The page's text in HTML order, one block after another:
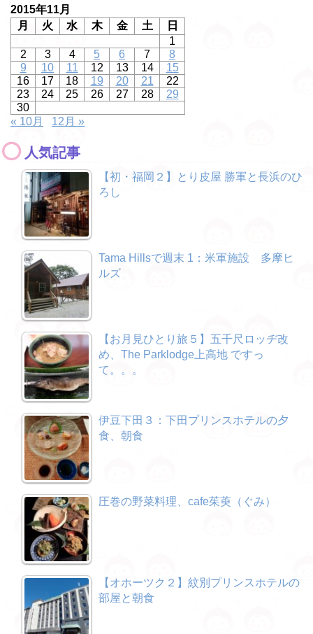
2015年11月
月
火 水 木 金 土
日
1
2
3 4 5 6 7
8
9
10 11 12 13 14
15
16
17 18 19 20 21
22
23
24 25 26 27 28
29
30
« 10月
12月 »
人気記事
【初・福岡２】とり皮屋 勝軍と長浜のひ
ろし
Tama Hillsで週末 1：米軍施設 多摩ヒ
ルズ
【お月見ひとり旅５】五千尺ロッヂ改
め、The Parklodge上高地 ですっ
て。。。
伊豆下田３：下田プリンスホテルの夕
食、朝食
圧巻の野菜料理、cafe茱萸（ぐみ）
【オホーツク２】紋別プリンスホテルの
部屋と朝食